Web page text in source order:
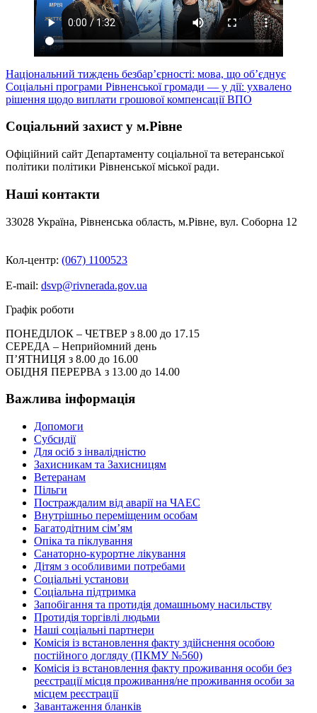
Навігація
записів
Національний тиждень безбар’єрності: мова, що об’єднує
Соціальні програми Рівненської громади — у дії: ухвалено
рішення щодо виплати грошової компенсації ВПО
Соціальний захист у м.Рівне
Офіційний сайт Департаменту соціальної та ветеранської
політики політики Рівненської міської ради.
Наші контакти
33028 Україна, Рівненська область, м.Рівне, вул. Соборна 12
Кол-центр: (067) 1100523
E-mail: dsvp@rivnerada.gov.ua
Графік роботи
ПОНЕДІЛОК – ЧЕТВЕР з 8.00 до 17.15
СЕРЕДА – Неприйомний день
П’ЯТНИЦЯ з 8.00 до 16.00
ОБІДНЯ ПЕРЕРВА з 13.00 до 14.00
Важлива інформація
Допомоги
Субсидії
Для осіб з інвалідністю
Захисникам та Захисницям
Ветеранам
Пільги
Постраждалим від аварії на ЧАЕС
Внутрішньо переміщеним особам
Багатодітним сім’ям
Опіка та піклування
Санаторно-курортне лікування
Дітям з особливими потребами
Соціальні установи
Соціальна підтримка
Запобігання та протидія домашньому насильству
Протидія торгівлі людьми
Наші соціальні партнери
Комісія із встановлення факту здійснення особою
постійного догляду (ПКМУ №560)
Комісія із встановлення факту проживання особи без
реєстрації місця проживання/не проживання особи за
місцем реєстрації
Завантаження бланків